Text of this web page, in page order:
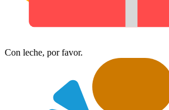
Con leche, por favor.